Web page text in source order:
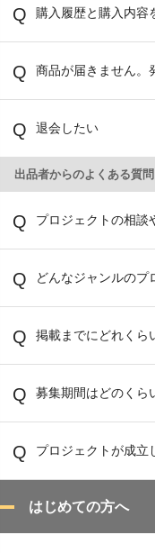
購入履歴と購入内容
商品が届きません。
退会したい
出品者からのよくある質問
プロジェクトの相談
どんなジャンルのプ
掲載までにどれくら
募集期間はどのくら
プロジェクトが成立
はじめての方へ